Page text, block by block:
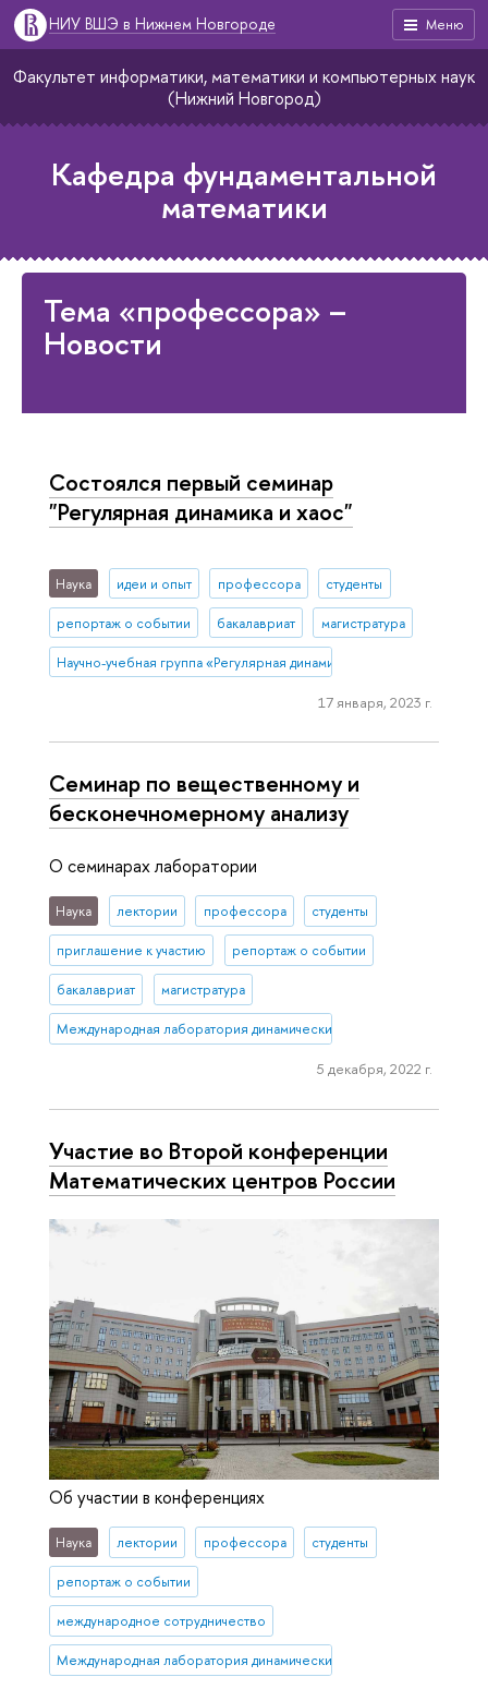
Меню
НИУ ВШЭ в Нижнем Новгороде
Факультет информатики, математики и компьютерных наук
(Нижний Новгород)
Кафедра фундаментальной
математики
Тема «профессора» –
Новости
Состоялся первый семинар
"Регулярная динамика и хаос"
Наука идеи и опыт профессора студенты
репортаж о событии бакалавриат магистратура
Научно-учебная группа «Регулярная динамика и хаос»
17 января, 2023 г.
Семинар по вещественному и
бесконечномерному анализу
О семинарах лаборатории
Наука лектории профессора студенты
приглашение к участию репортаж о событии
бакалавриат магистратура
Международная лаборатория динамических систем и приложений
5 декабря, 2022 г.
Участие во Второй конференции
Математических центров России
Об участии в конференциях
Наука лектории профессора студенты
репортаж о событии
международное сотрудничество
Международная лаборатория динамических систем и приложений